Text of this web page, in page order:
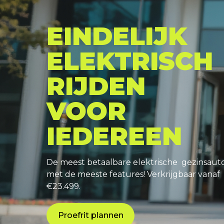
EINDELIJK
ELEKTRISCH
RIJDEN
VOOR
IEDEREEN
De meest betaalbare elektrische
met de meeste features! Verkrijgbaar vanaf
€23.499.
Proefrit plannen